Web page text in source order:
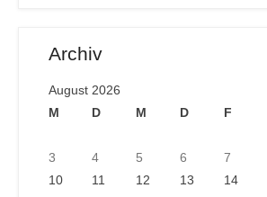
Archiv
August 2026
M
D M D F
3
4 5 6 7
10
11 12 13 14